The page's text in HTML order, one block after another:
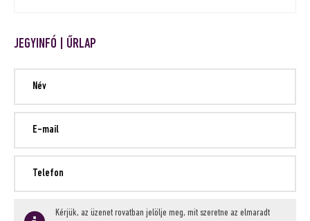
JEGYINFÓ | ŰRLAP
Kérjük, az üzenet rovatban jelölje meg, mit szeretne az elmaradt